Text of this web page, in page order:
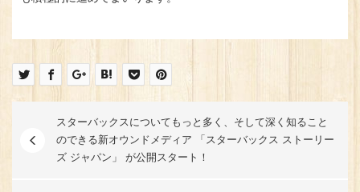
スターバックスについてもっと多く、そして深く知ること
のできる新オウンドメディア 「スターバックス ストーリー
ズ ジャパン」 が公開スタート！